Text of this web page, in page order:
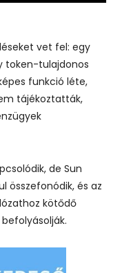
vet fel: egy
token-tulajdonos
funkció léte,
tájékoztatták,
de Sun
összefonódik, és az
kötődő